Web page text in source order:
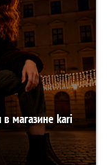
магазине kari